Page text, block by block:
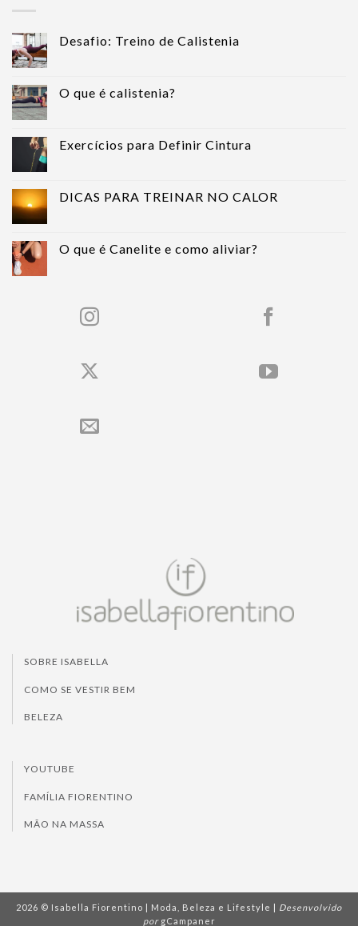
Desafio: Treino de Calistenia
O que é calistenia?
Exercícios para Definir Cintura
DICAS PARA TREINAR NO CALOR
O que é Canelite e como aliviar?
SOBRE ISABELLA
COMO SE VESTIR BEM
BELEZA
YOUTUBE
FAMÍLIA FIORENTINO
MÃO NA MASSA
2026 © Isabella Fiorentino | Moda, Beleza e Lifestyle | Desenvolvido
por gCampaner